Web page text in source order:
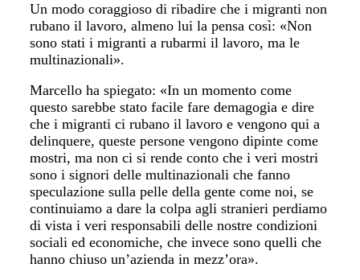
Un modo coraggioso di ribadire che i migranti non
rubano il lavoro, almeno lui la pensa così: «Non
sono stati i migranti a rubarmi il lavoro, ma le
multinazionali».
Marcello ha spiegato: «In un momento come
questo sarebbe stato facile fare demagogia e dire
che i migranti ci rubano il lavoro e vengono qui a
delinquere, queste persone vengono dipinte come
mostri, ma non ci si rende conto che i veri mostri
sono i signori delle multinazionali che fanno
speculazione sulla pelle della gente come noi, se
continuiamo a dare la colpa agli stranieri perdiamo
di vista i veri responsabili delle nostre condizioni
sociali ed economiche, che invece sono quelli che
hanno chiuso un’azienda in mezz’ora».